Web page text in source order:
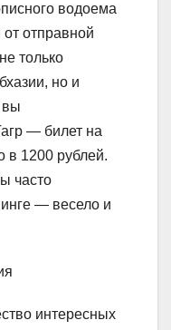
водоема
от отправной
только
но и
вы
— билет на
в 1200 рублей.
часто
— весело и
интересных